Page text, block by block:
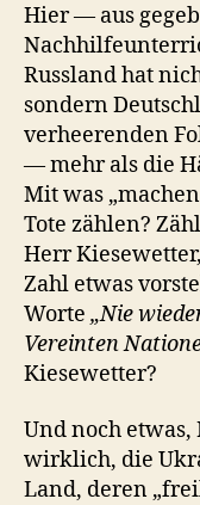
Hier — aus
Russland hat
sondern
verheerenden
— mehr als die
Mit was
Tote zählen?
Herr
Zahl etwas
Worte „Nie
Vereinten
Kiesewetter?
Und noch
wirklich, die
Land, deren